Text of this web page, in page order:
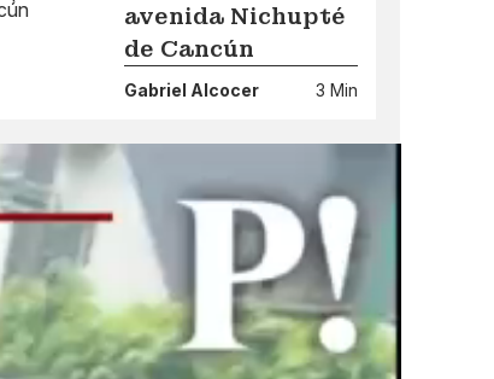
avenida Nichupté
de Cancún
Gabriel Alcocer 3 Min